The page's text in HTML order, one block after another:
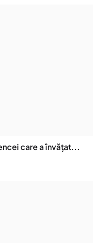
care a învățat...